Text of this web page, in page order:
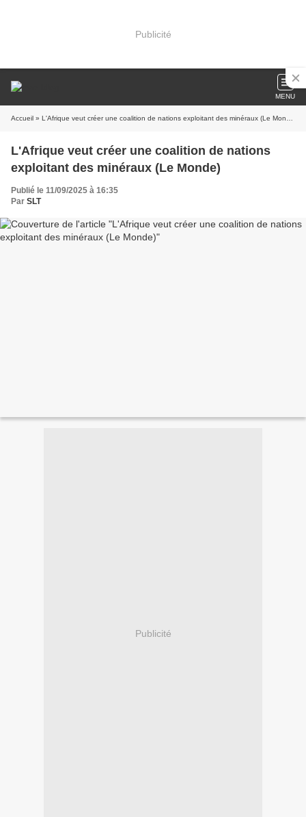
Publicité
MENU
Accueil » L'Afrique veut créer une coalition de nations exploitant des minéraux (Le Monde)
L'Afrique veut créer une coalition de nations
exploitant des minéraux (Le Monde)
Publié le 11/09/2025 à 16:35
Par SLT
Publicité